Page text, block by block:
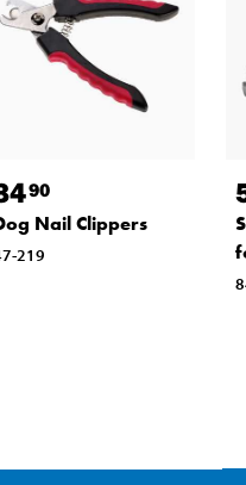
90
Nail Clippers
219